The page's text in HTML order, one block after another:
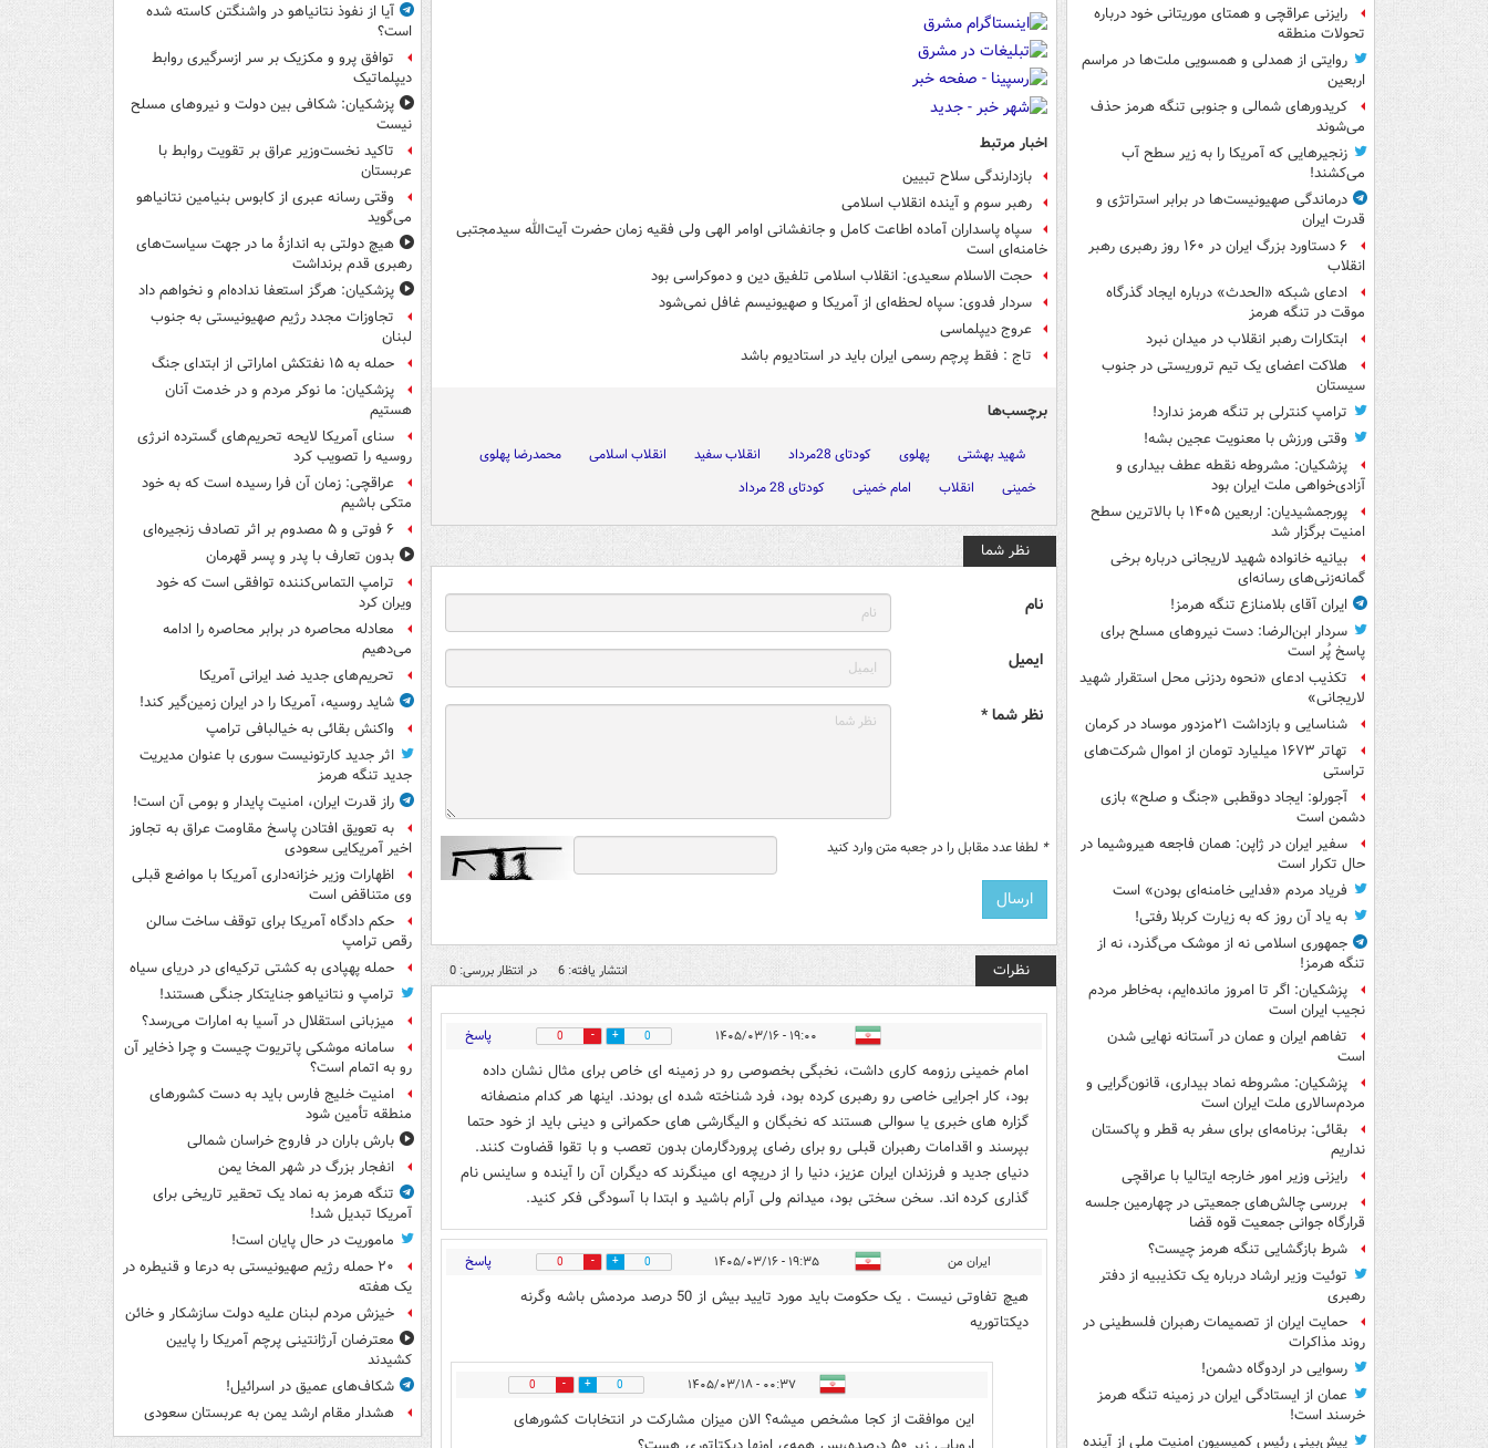
رایزنی عراقچی و همتای موریتانی خود درباره
تحولات منطقه
روایتی از همدلی و همسویی ملت‌ها در مراسم
اربعین
کریدورهای شمالی و جنوبی تنگه هرمز حذف
می‌شوند
زنجیرهایی که آمریکا را به زیر سطح آب
می‌کشند!
درماندگی صهیونیست‌ها در برابر استراتژی و
قدرت ایران
۶ دستاورد بزرگ ایران در ۱۶۰ روز رهبری رهبر
انقلاب
ادعای شبکه «الحدث» درباره ایجاد گذرگاه
موقت در تنگه هرمز
ابتکارات رهبر انقلاب در میدان نبرد
هلاکت اعضای یک تیم تروریستی در جنوب
سیستان
ترامپ کنترلی بر تنگه هرمز ندارد!
وقتی ورزش با معنویت عجین بشه!
پزشکیان: مشروطه نقطه عطف بیداری و
آزادی‌خواهی ملت ایران بود
پورجمشیدیان: اربعین ۱۴۰۵ با بالاترین سطح
امنیت برگزار شد
بیانیه خانواده شهید لاریجانی درباره برخی
گمانه‌زنی‌های رسانه‌ای
ایران آقای بلامنازع تنگه هرمز!
سردار ابن‌الرضا: دست نیروهای مسلح برای
پاسخ پُر است
تکذیب ادعای «نحوه ردزنی محل استقرار شهید
لاریجانی»
شناسایی و بازداشت ۲۱مزدور موساد در کرمان
تهاتر ۱۶۷۳ میلیارد تومان از اموال شرکت‌های
تراستی
آجورلو: ایجاد دوقطبی «جنگ و صلح‌» بازی
دشمن است
سفیر ایران در ژاپن: همان فاجعه هیروشیما در
حال تکرار است
فریاد مردم «فدایی خامنه‌ای بودن» است
به یاد آن روز که به زیارت کربلا رفتی!
جمهوری اسلامی نه از موشک می‌گذرد، نه از
تنگه هرمز!
پزشکیان: اگر تا امروز مانده‌ایم، به‌خاطر مردم
نجیب ایران است
تفاهم ایران و عمان در آستانه نهایی شدن
است
پزشکیان: مشروطه نماد بیداری، قانون‌گرایی و
مردم‌سالاری ملت ایران است
بقائی: برنامه‌ای برای سفر به قطر و پاکستان
نداریم
رایزنی وزیر امور خارجه ایتالیا با عراقچی
بررسی چالش‌های جمعیتی در چهارمین جلسه
قرارگاه جوانی جمعیت قوه قضا
شرط بازگشایی تنگه هرمز چیست؟
توئیت وزیر ارشاد درباره یک تکذیبیه از دفتر
رهبری
حمایت ایران از تصمیمات رهبران فلسطینی در
روند مذاکرات
رسوایی در اردوگاه دشمن!
عمان از ایستادگی ایران در زمینه تنگه هرمز
خرسند است!
پیش‌بینی رئیس کمیسیون امنیت ملی از آینده
اخبار مرتبط
بازدارندگی سلاح تبیین
رهبر سوم و آینده انقلاب اسلامی
سپاه پاسداران آماده اطاعت کامل و جانفشانی اوامر الهی ولی فقیه زمان حضرت آیت‌الله سیدمجتبی
خامنه‌ای است
حجت الاسلام سعیدی: انقلاب اسلامی تلفیق دین و دموکراسی بود
سردار فدوی: سپاه لحظه‌ای از آمریکا و صهیونیسم غافل نمی‌شود
عروج دیپلماسی
تاج : فقط پرچم رسمی ایران باید در استادیوم باشد
برچسب‌ها
شهید بهشتی پهلوی کودتای 28مرداد انقلاب سفید انقلاب اسلامی
محمدرضا پهلوی
خمینی
انقلاب امام خمینی کودتای 28 مرداد
نظر شما
نام
ایمیل
نظر شما *
* لطفا عدد مقابل را در جعبه متن وارد کنید
نظرات انتشار یافته: 6 در انتظار بررسی: 0
۱۹:۰۰ - ۱۴۰۵/۰۳/۱۶ 0
0 پاسخ
امام خمینی رزومه کاری داشت، نخبگی بخصوصی رو در زمینه ای خاص برای مثال نشان داده
بود، کار اجرایی خاصی رو رهبری کرده بود، فرد شناخته شده ای بودند. اینها هر کدام منصفانه
گزاره های خبری یا سوالی هستند که نخبگان و الیگارشی های حکمرانی و دینی باید از خود حتما
بپرسند و اقدامات رهبران قبلی رو برای رضای پروردگارمان بدون تعصب و با تقوا قضاوت کنند.
دنیای جدید و فرزندان ایران عزیز، دنیا را از دریچه ای مینگرند که دیگران آن را آینده و ساینس نام
گذاری کرده اند. سخن سختی بود، میدانم ولی آرام باشید و ابتدا با آسودگی فکر کنید.
ایران من ۱۹:۳۵ - ۱۴۰۵/۰۳/۱۶ 0
0 پاسخ
هیچ تفاوتی نیست . یک حکومت باید مورد تایید بیش از 50 درصد مردمش باشه وگرنه
دیکتاتوریه
۰۰:۳۷ - ۱۴۰۵/۰۳/۱۸ 0
0
این موافقت از کجا مشخص میشه؟ الان میزان مشارکت در انتخابات کشورهای
آیا از نفوذ نتانیاهو در واشنگتن کاسته شده
است؟
توافق پرو و مکزیک بر سر ازسرگیری روابط
دیپلماتیک
پزشکیان: شکافی بین دولت و نیروهای مسلح
نیست
تاکید نخست‌وزیر عراق بر تقویت روابط با
عربستان
وقتی رسانه عبری از کابوس بنیامین نتانیاهو
می‌گوید
هیچ دولتی به اندازۀ ما در جهت سیاست‌های
رهبری قدم برنداشت
پزشکیان: هرگز استعفا نداده‌ام و نخواهم داد
تجاوزات مجدد رژیم صهیونیستی به جنوب
لبنان
حمله به ۱۵ نفتکش‌ اماراتی از ابتدای جنگ
پزشکیان: ما نوکر مردم و در خدمت آنان
هستیم
سنای آمریکا لایحه تحریم‌های گسترده انرژی
روسیه را تصویب کرد
عراقچی: زمان آن فرا رسیده است که به خود
متکی باشیم
۶ فوتی و ۵ مصدوم بر اثر تصادف زنجیره‌ای
بدون تعارف با پدر و پسر قهرمان
ترامپ التماس‌کننده توافقی است که خود
ویران کرد
معادله محاصره در برابر محاصره را ادامه
می‌دهیم
تحریم‌های جدید ضد ایرانی آمریکا
شاید روسیه، آمریکا را در ایران زمین‌گیر کند!
واکنش بقائی به خیالبافی ترامپ
اثر جدید کارتونیست سوری با عنوان مدیریت
جدید تنگه هرمز
راز قدرت ایران، امنیت پایدار و بومی آن است!
به تعویق افتادن پاسخ مقاومت عراق به تجاوز
اخیر آمریکایی سعودی
اظهارات وزیر خزانه‌داری آمریکا با مواضع قبلی
وی متناقض است
حکم دادگاه آمریکا برای توقف ساخت سالن
رقص ترامپ
حمله پهپادی به کشتی ترکیه‌ای در دریای سیاه
ترامپ و نتانیاهو جنایتکار جنگی هستند!
میزبانی استقلال در آسیا به امارات می‌رسد؟
سامانه موشکی پاتریوت چیست و چرا ذخایر آن
رو به اتمام است؟
امنیت خلیج فارس باید به دست کشورهای
منطقه تأمین شود
بارش باران در فاروج خراسان شمالی
انفجار بزرگ در شهر المخا یمن
تنگه هرمز به نماد یک تحقیر تاریخی برای
آمریکا تبدیل شد!
ماموریت در حال پایان است!
۲۰ حمله رژیم صهیونیستی به درعا و قنیطره در
یک هفته
خیزش مردم لبنان علیه دولت سازشکار و خائن
معترضان آرژانتینی پرچم آمریکا را پایین
کشیدند
شکاف‌های عمیق در اسرائیل!
هشدار مقام ارشد یمن به عربستان سعودی